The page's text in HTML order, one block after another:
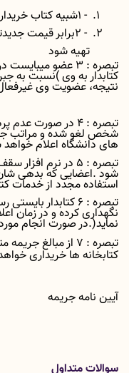
1 -شبیه کتاب
2 -برابر قیمت
تهیه شود
تبصره 3 : عضو میبایست
کتابدار به وی(نسبت به
نتیجه، عضویت وی
تبصره 4 : در صورت عدم
شخص لغو شده و مراتب
های دانشگاه اعلام
تبصره 5 : در نرم افزار
شود.اعضایی که بدهی
استفاده مجدد از خدمات
تبصره 6 : کتابدار بایستی
نگهداری کرده و در زمان
نماید.)در صورت انجام
تبصره 7 : ازمبالغجریمه
کتابخانه ها خریداری
آیین نامه جریمه
سوالات متداول